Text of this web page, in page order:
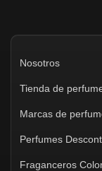
Nosotros
Tienda de
Marcas de
Perfumes
Fraganceros